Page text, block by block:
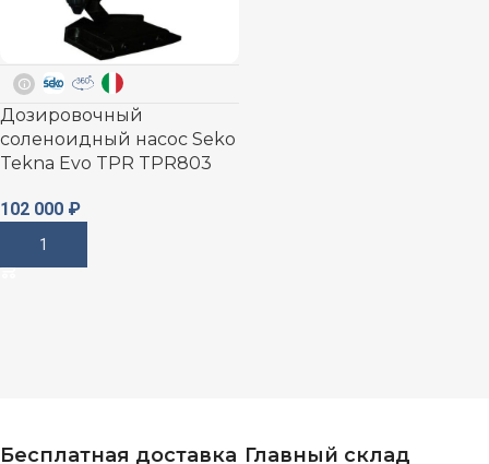
Дозировочный
соленоидный насос Seko
Tekna Evo TPR TPR803
102 000 ₽
В Корзину
Бесплатная доставка Главный склад